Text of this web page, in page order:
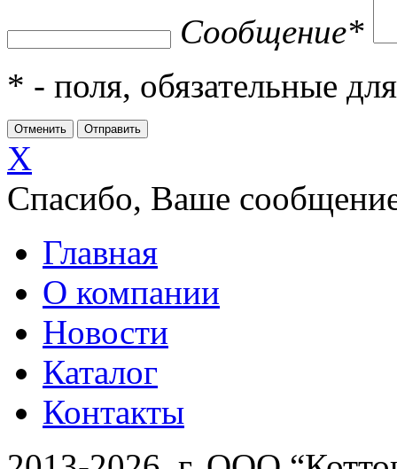
Сообщение*
* - поля, обязательные
X
Спасибо, Ваше
Главная
О компании
Новости
Каталог
Контакты